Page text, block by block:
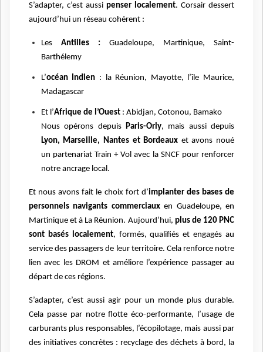
S’adapter, c’est aussi penser localement. Corsair dessert
aujourd’hui un réseau cohérent :
Les Antilles : Guadeloupe, Martinique, Saint-
Barthélemy
L’océan Indien : la Réunion, Mayotte, l’île Maurice,
Madagascar
Et l’Afrique de l’Ouest: Abidjan, Cotonou, Bamako
Nous opérons depuis Paris-Orly, mais aussi depuis
Lyon, Marseille, Nantes et Bordeaux et avons noué
un partenariat Train + Vol avec la SNCF pour renforcer
notre ancrage local.
Et nous avons fait le choix fort d’implanter des bases de
personnels navigants commerciauxen Guadeloupe, en
Martinique et à La Réunion. Aujourd’hui, plus de 120 PNC
sont basés localement, formés, qualifiés et engagés au
service des passagers de leur territoire. Cela renforce notre
lien avec les DROM et améliore l’expérience passager au
départ de ces régions.
S’adapter, c’est aussi agir pour un monde plus durable.
Cela passe par notre flotte éco-performante, l’usage de
carburants plus responsables, l’écopilotage, mais aussi par
des initiatives concrètes : recyclage des déchets à bord, la